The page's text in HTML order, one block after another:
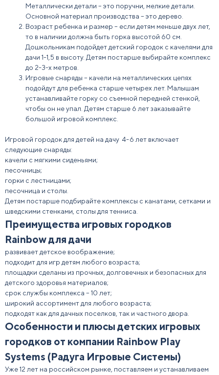
Металлически детали – это поручни, мелкие детали.
Основной материал производства – это дерево.
Возраст ребенка и размер – если детям меньше двух лет,
то в наличии должна быть горка высотой 60 см.
Дошкольникам подойдет детский городок с качелями для
дачи 1-1,5 в высоту. Детям постарше выбирайте комплекс
до 2-3-х метров.
Игровые снаряды – качели на металлических цепях
подойдут для ребенка старше четырех лет. Малышам
устанавливайте горку со съемной передней стенкой,
чтобы он не упал. Детям старше 6 лет заказывайте
большой игровой комплекс.
Игровой городок для детей на дачу 4-6 лет включает
следующие снаряды:
качели с мягкими сиденьями;
песочницы;
горки с лестницами;
песочница и столы.
Детям постарше подбирайте комплексы с канатами, сетками и
шведскими стенками, столы для тенниса.
Преимущества игровых городков
Rainbow для дачи
развивает детское воображение;
подходит для игр детям любого возраста;
площадки сделаны из прочных, долговечных и безопасных для
детского здоровья материалов;
срок службы комплекса – 10 лет;
широкий ассортимент для любого возраста;
подходят как для дачных поселков, так и частного двора.
Особенности и плюсы детских игровых
городков от компании Rainbow Play
Systems (Радуга Игровые Системы)
Уже 12 лет на российском рынке, поставляем и устанавливаем